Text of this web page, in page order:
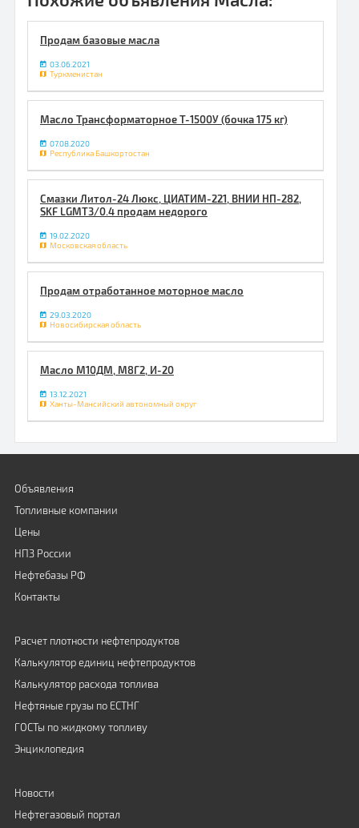
Продам базовые масла
03.06.2021
Туркменистан
Масло Трансформаторное Т-1500У (бочка 175 кг)
07.08.2020
Республика Башкортостан
Смазки Литол-24 Люкс, ЦИАТИМ-221, ВНИИ НП-282,
SKF LGMT3/0.4 продам недорого
19.02.2020
Московская область
Продам отработанное моторное масло
29.03.2020
Новосибирская область
Масло М10ДМ, М8Г2, И-20
13.12.2021
Ханты-Мансийский автономный округ
Объявления
Топливные компании
Цены
НПЗ России
Нефтебазы РФ
Контакты
Расчет плотности нефтепродуктов
Калькулятор единиц нефтепродуктов
Калькулятор расхода топлива
Нефтяные грузы по ЕСТНГ
ГОСТы по жидкому топливу
Энциклопедия
Новости
Нефтегазовый портал